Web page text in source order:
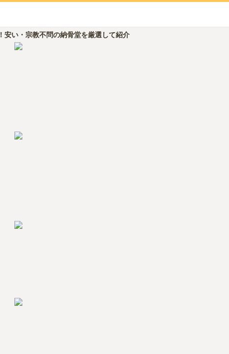
安い・宗教不問の納骨堂を厳選して紹介